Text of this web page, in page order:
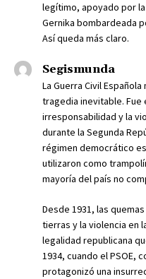
legítimo, apoyado por
Gernika bombardeada
Así queda más claro.
Segismunda
La Guerra Civil
tragedia inevitable.
irresponsabilidad y la
durante la Segunda
régimen democrático
utilizaron como
mayoría del país no
Desde 1931, las
tierras y la violencia en
legalidad republicana
1934, cuando el PSOE,
protagonizó una